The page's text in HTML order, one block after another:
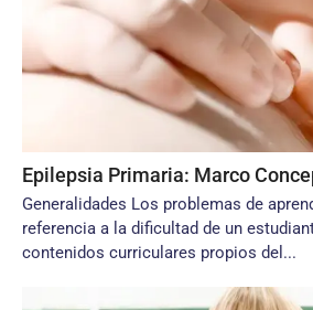
Epilepsia Primaria: Marco
Generalidades Los problemas de
referencia a la dificultad de un
contenidos curriculares propios del...